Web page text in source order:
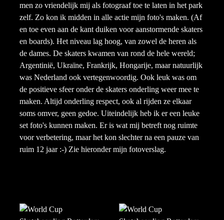
men zo vriendelijk mij als fotograaf toe te laten in het park
zelf. Zo kon ik midden in alle actie mijn foto's maken. (Af
en toe even aan de kant duiken voor aanstormende skaters
en boards). Het niveau lag hoog, van zowel de heren als
de dames. De skaters kwamen van rond de hele wereld;
Argentinië, Ukraïne, Frankrijk, Hongarije, maar natuurlijk
was Nederland ook vertegenwoordig. Ook leuk was om
de positieve sfeer onder de skaters onderling weer mee te
maken. Altijd onderling respect, ook al rijden ze elkaar
soms omver, geen gedoe. Uiteindelijk heb ik er een leuke
set foto's kunnen maken. Er is wat mij betreft nog ruimte
voor verbetering, maar het kon slechter na een pauze van
ruim 12 jaar :-) Zie hieronder mijn fotoverslag.